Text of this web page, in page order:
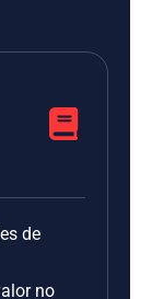
de
no